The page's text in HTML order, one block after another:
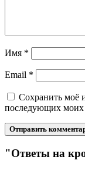
Имя *
Email *
Сохранить моё
последующих моих
"Ответы на